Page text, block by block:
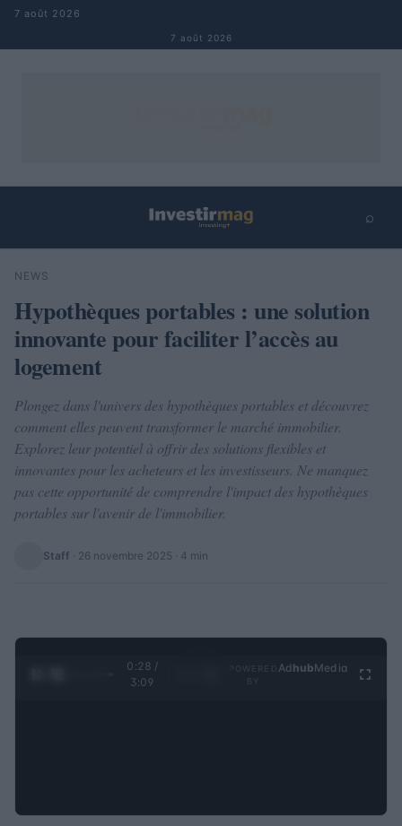
Aller au contenu
7 août 2026
7 août 2026
⌕
Rechercher
NEWS
Hypothèques portables : une solution
innovante pour faciliter l’accès au
logement
Plongez dans l'univers des hypothèques portables et découvrez
comment elles peuvent transformer le marché immobilier.
Explorez leur potentiel à offrir des solutions flexibles et
innovantes pour les acheteurs et les investisseurs. Ne manquez
pas cette opportunité de comprendre l'impact des hypothèques
portables sur l'avenir de l'immobilier.
Staff · 26 novembre 2025 · 4 min
0:29 /
3:09
Ad hubMedia